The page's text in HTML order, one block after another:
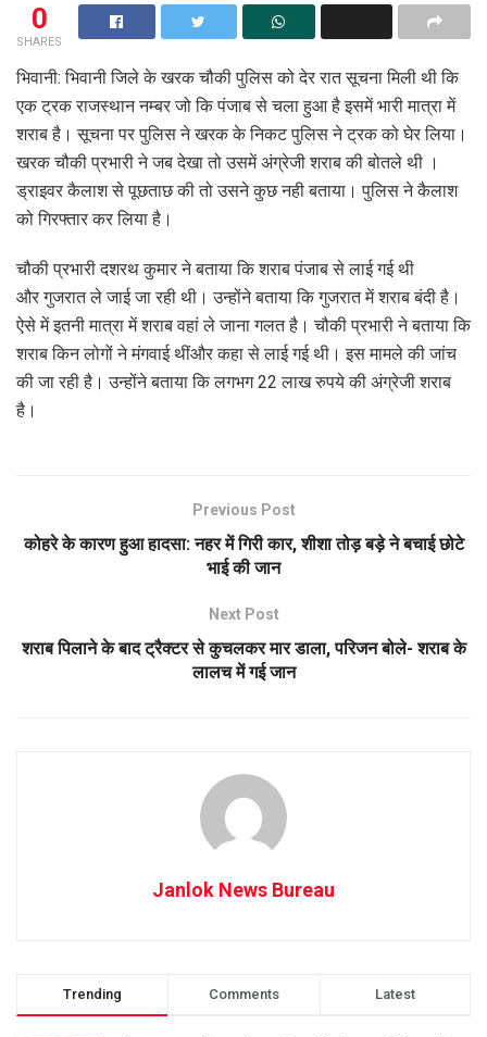
0
SHARES
भिवानी: भिवानी जिले के खरक चौकी पुलिस को देर रात सूचना मिली थी कि
एक ट्रक राजस्थान नम्बर जो कि पंजाब से चला हुआ है इसमें भारी मात्रा में
शराब है। सूचना पर पुलिस ने खरक के निकट पुलिस ने ट्रक को घेर लिया।
खरक चौकी प्रभारी ने जब देखा तो उसमें अंग्रेजी शराब की बोतले थी ।
ड्राइवर कैलाश से पूछताछ की तो उसने कुछ नही बताया। पुलिस ने कैलाश
को गिरफ्तार कर लिया है।
चौकी प्रभारी दशरथ कुमार ने बताया कि शराब पंजाब से लाई गई थी
और गुजरात ले जाई जा रही थी। उन्होंने बताया कि गुजरात में शराब बंदी है।
ऐसे में इतनी मात्रा में शराब वहां ले जाना गलत है। चौकी प्रभारी ने बताया कि
शराब किन लोगों ने मंगवाई थींऔर कहा से लाई गई थी। इस मामले की जांच
की जा रही है। उन्होंने बताया कि लगभग 22 लाख रुपये की अंग्रेजी शराब
है।
Previous Post
कोहरे के कारण हुआ हादसा: नहर में गिरी कार, शीशा तोड़ बड़े ने बचाई छोटे
भाई की जान
Next Post
शराब पिलाने के बाद ट्रैक्टर से कुचलकर मार डाला, परिजन बोले- शराब के
लालच में गई जान
Janlok News Bureau
Trending Comments Latest